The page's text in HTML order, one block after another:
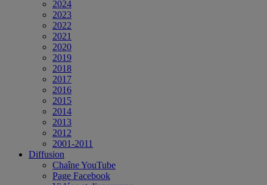
2024
2023
2022
2021
2020
2019
2018
2017
2016
2015
2014
2013
2012
2001-2011
Diffusion
Chaîne YouTube
Page Facebook